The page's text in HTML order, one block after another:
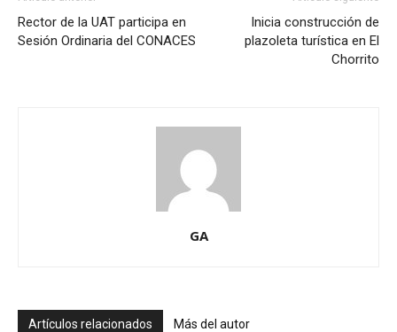
Rector de la UAT participa en
Sesión Ordinaria del CONACES
Inicia construcción de
plazoleta turística en El
Chorrito
GA
Artículos relacionados Más del autor